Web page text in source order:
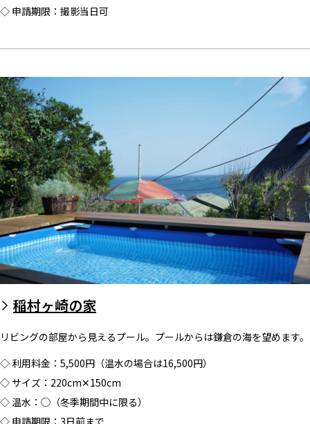
◇ 申請期限：撮影当日可
稲村ヶ崎の家
リビングの部屋から見えるプール。プールからは鎌倉の海を望めます。
◇ 利用料金：5,500円（温水の場合は16,500円）
◇ サイズ：220cm✕150cm
◇ 温水：◯（冬季期間中に限る）
◇ 申請期限：3日前まで